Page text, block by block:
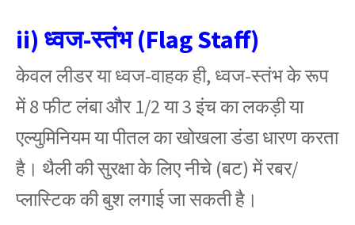
ii) ध्वज-स्तंभ (Flag Staff)
केवल लीडर या ध्वज-वाहक ही, ध्वज-स्तंभ के रूप
में 8 फीट लंबा और 1/2 या 3 इंच का लकड़ी या
एल्युमिनियम या पीतल का खोखला डंडा धारण करता
है। थैली की सुरक्षा के लिए नीचे (बट) में रबर/
प्लास्टिक की बुश लगाई जा सकती है।